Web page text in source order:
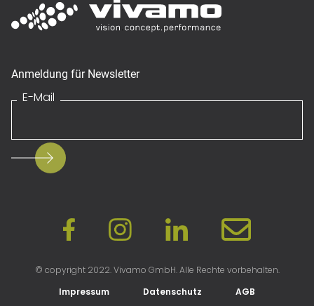
Anmeldung für Newsletter
E-Mail
© copyright 2022. Vivamo GmbH. Alle Rechte vorbehalten.
Impressum
Datenschutz AGB